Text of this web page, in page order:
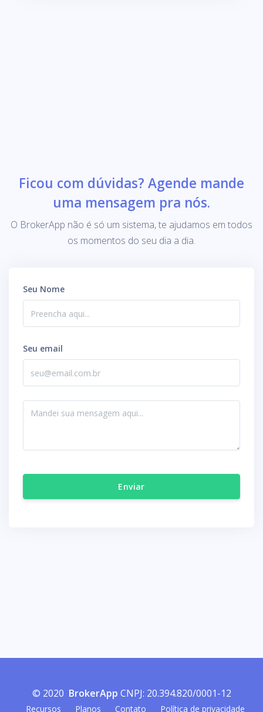
Ficou com dúvidas? Agende mande
uma mensagem pra nós.
O BrokerApp não é só um sistema, te ajudamos em todos
os momentos do seu dia a dia.
Seu Nome
Seu email
Enviar
© 2020 BrokerApp CNPJ: 20.394.820/0001-12
Recursos Planos Contato Política de privacidade